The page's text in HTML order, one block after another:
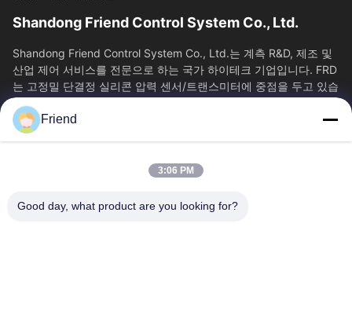
Shandong Friend Control System Co., Ltd.
Shandong Friend Control System Co., Ltd.는 계측 R&D, 제조 및
산업 제어 서비스를 전문으로 하는 국가 하이테크 기업입니다. FRD
는 고정밀 단결정 실리콘 압력 센서/트랜스미터에 중점을 두고 있습
니다. 클래스 0.05...
빠른 링크
회사 소개
공장 투어
품질 관리
Friend
3:06 PM
Good day, what product are you looking for?